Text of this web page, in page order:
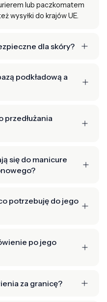
lub paczkomatem
wysyłki do krajów UE.
dla skóry?
podkładową a
przedłużania
się do manicure
potrzebuję do jego
po jego
za granicę?